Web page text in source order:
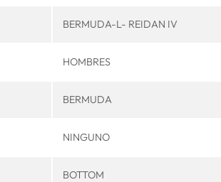
BERMUDA-L- REIDAN IV
HOMBRES
BERMUDA
NINGUNO
BOTTOM